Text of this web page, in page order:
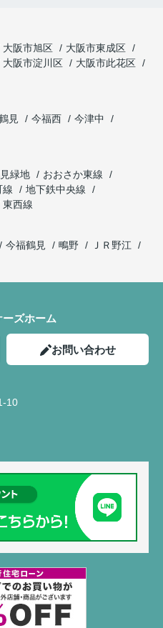
大阪市旭区
大阪市東成区
大阪市淀川区
大阪市此花区
見 今福西
今津中
緑地
おおさか東線
線
地下鉄中央線
東西線
今福鶴見 鴫野
ＪＲ野江
ズホーム
お問い合わせ
10